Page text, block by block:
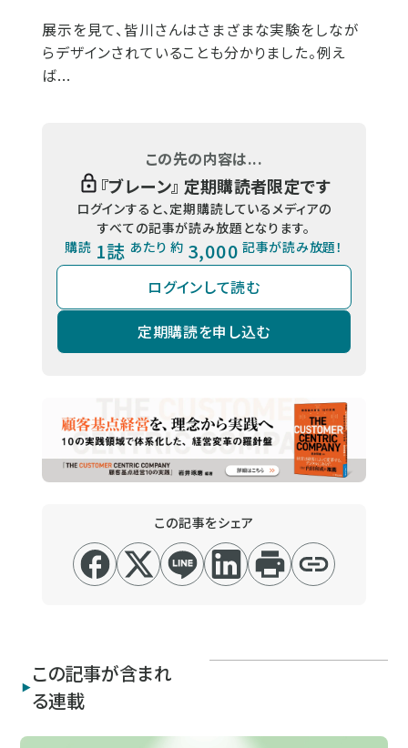
展示を見て、皆川さんはさまざまな実験をしなが
らデザインされていることも分かりました。例え
ば...
この先の内容は...
『ブレーン』 定期購読者限定です
ログインすると、定期購読しているメディアの
すべての記事が読み放題となります。
購読 1誌 あたり 約 3,000 記事が読み放題！
ログインして読む
定期購読を申し込む
この記事をシェア
この記事が含まれ
る連載